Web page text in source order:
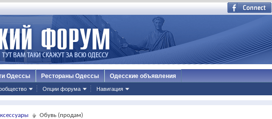
Опции форума Навигация
Одессы Рестораны Одессы Одесские объявления
Обувь (продам)